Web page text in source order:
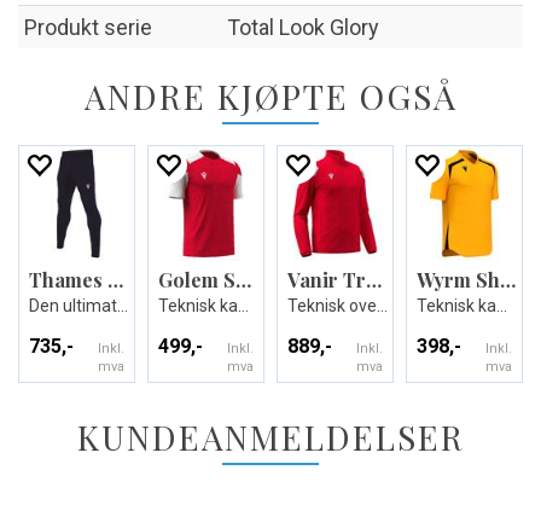
Produkt serie Total Look Glory
ANDRE KJØPTE OGSÅ
Thames Hero Pant
735,-
Inkl.
mva
Golem Shirt
499,-
Inkl.
mva
Vanir Travel Full Zip Top
889,-
Inkl.
mva
Wyrm Shirt
398,-
Inkl.
mva
KUNDEANMELDELSER